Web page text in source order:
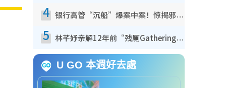
4 银行高管“沉船”爆案中案！惊揭邪教洗脑操控卖淫被吞600万，幕后黑手讲多错多
5 林芊妤亲解12年前“残厕Gathering”真相！高层解约一句话重创尊严，至今拒返TVB
U GO 本週好去處